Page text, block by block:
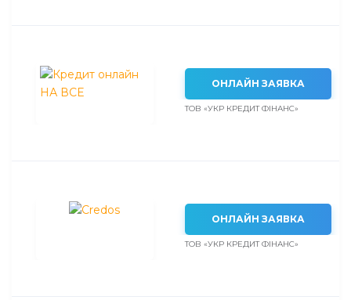
ОНЛАЙН ЗАЯВКА
ТОВ «УКР КРЕДИТ ФІНАНС»
ОНЛАЙН ЗАЯВКА
ТОВ «УКР КРЕДИТ ФІНАНС»